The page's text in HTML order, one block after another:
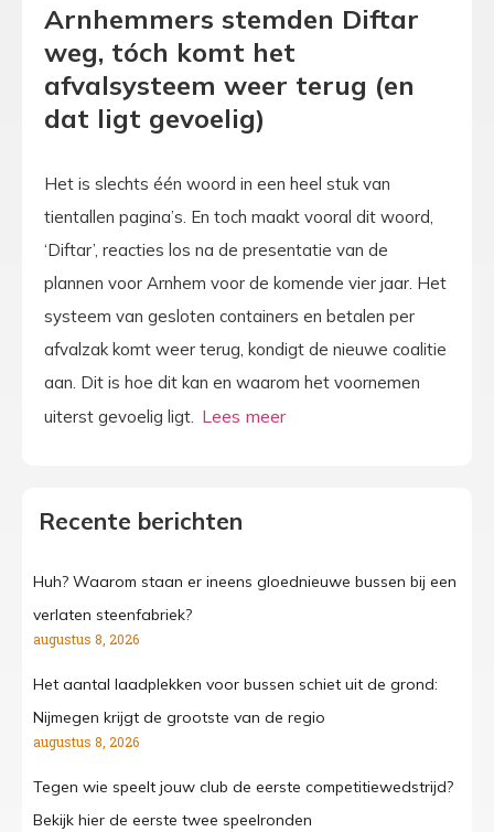
Arnhemmers stemden Diftar
weg, tóch komt het
afvalsysteem weer terug (en
dat ligt gevoelig)
Het is slechts één woord in een heel stuk van
tientallen pagina’s. En toch maakt vooral dit woord,
‘Diftar’, reacties los na de presentatie van de
plannen voor Arnhem voor de komende vier jaar. Het
systeem van gesloten containers en betalen per
afvalzak komt weer terug, kondigt de nieuwe coalitie
aan. Dit is hoe dit kan en waarom het voornemen
uiterst gevoelig ligt.
Recente berichten
Huh? Waarom staan er ineens gloednieuwe bussen bij een
verlaten steenfabriek?
augustus 8, 2026
Het aantal laadplekken voor bussen schiet uit de grond:
Nijmegen krijgt de grootste van de regio
augustus 8, 2026
Tegen wie speelt jouw club de eerste competitiewedstrijd?
Bekijk hier de eerste twee speelronden